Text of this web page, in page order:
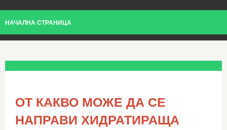
НАЧАЛНА СТРАНИЦА
ОТ КАКВО МОЖЕ ДА СЕ
НАПРАВИ ХИДРАТИРАЩА